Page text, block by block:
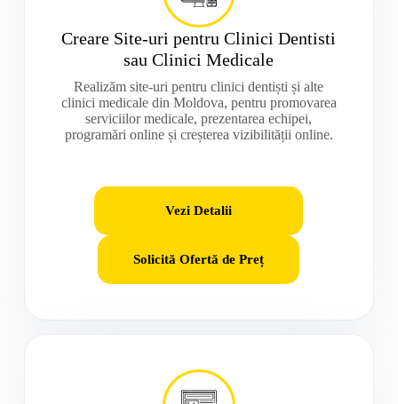
Creare Site-uri pentru Clinici Dentisti
sau Clinici Medicale
Realizăm site-uri pentru clinici dentiști și alte
clinici medicale din Moldova, pentru promovarea
serviciilor medicale, prezentarea echipei,
programări online și creșterea vizibilității online.
Vezi Detalii
Solicită Ofertă de Preț